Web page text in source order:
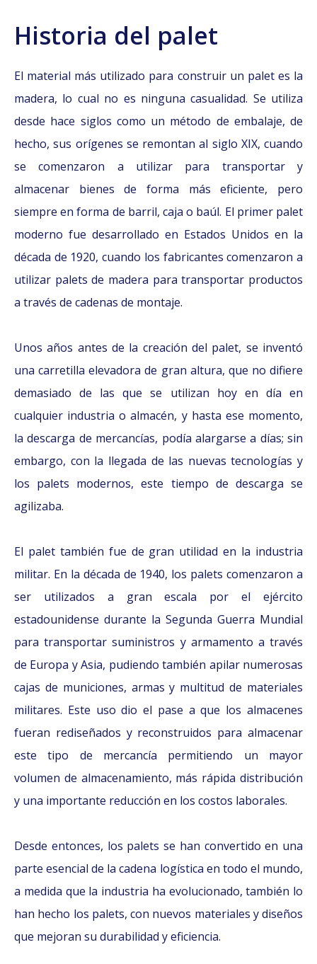
Historia del palet
El material más utilizado para construir un palet es la
madera, lo cual no es ninguna casualidad. Se utiliza
desde hace siglos como un método de embalaje, de
hecho, sus orígenes se remontan al siglo XIX, cuando
se comenzaron a utilizar para transportar y
almacenar bienes de forma más eficiente, pero
siempre en forma de barril, caja o baúl. El primer palet
moderno fue desarrollado en Estados Unidos en la
década de 1920, cuando los fabricantes comenzaron a
utilizar palets de madera para transportar productos
a través de cadenas de montaje.
Unos años antes de la creación del palet, se inventó
una carretilla elevadora de gran altura, que no difiere
demasiado de las que se utilizan hoy en día en
cualquier industria o almacén, y hasta ese momento,
la descarga de mercancías, podía alargarse a días; sin
embargo, con la llegada de las nuevas tecnologías y
los palets modernos, este tiempo de descarga se
agilizaba.
El palet también fue de gran utilidad en la industria
militar. En la década de 1940, los palets comenzaron a
ser utilizados a gran escala por el ejército
estadounidense durante la Segunda Guerra Mundial
para transportar suministros y armamento a través
de Europa y Asia, pudiendo también apilar numerosas
cajas de municiones, armas y multitud de materiales
militares. Este uso dio el pase a que los almacenes
fueran rediseñados y reconstruidos para almacenar
este tipo de mercancía permitiendo un mayor
volumen de almacenamiento, más rápida distribución
y una importante reducción en los costos laborales.
Desde entonces, los palets se han convertido en una
parte esencial de la cadena logística en todo el mundo,
a medida que la industria ha evolucionado, también lo
han hecho los palets, con nuevos materiales y diseños
que mejoran su durabilidad y eficiencia.